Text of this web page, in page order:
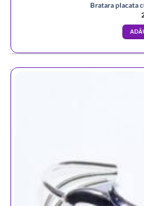
Bratara placata